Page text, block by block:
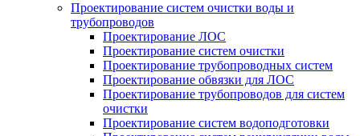
Проектирование систем очистки воды и
трубопроводов
Проектирование ЛОС
Проектирование систем очистки
Проектирование трубопроводных систем
Проектирование обвязки для ЛОС
Проектирование трубопроводов для систем
очистки
Проектирование систем водоподготовки